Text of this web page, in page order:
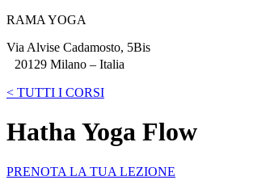
RAMA YOGA
Via Alvise Cadamosto, 5Bis
20129 Milano – Italia
< TUTTI I CORSI
Hatha Yoga Flow
PRENOTA LA TUA LEZIONE